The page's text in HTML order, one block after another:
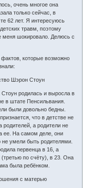
очень многое она
только сейчас, в
62 лет. Я интересуюсь
травм, поэтому
меня шокировало. Делюсь с
фактов, которые возможно
Шэрон Стоун
родилась и выросла в
в штате Пенсильвания.
были довольно бедны.
что в детстве не
родителей, а родители не
ее. На самом деле, они
не умели быть родителями.
первенца в 16, а
по счёту), в 23. Она
была ребёнком.
с матерью